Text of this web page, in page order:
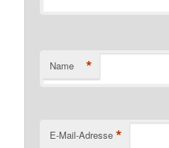
Name *
E-Mail-Adresse *